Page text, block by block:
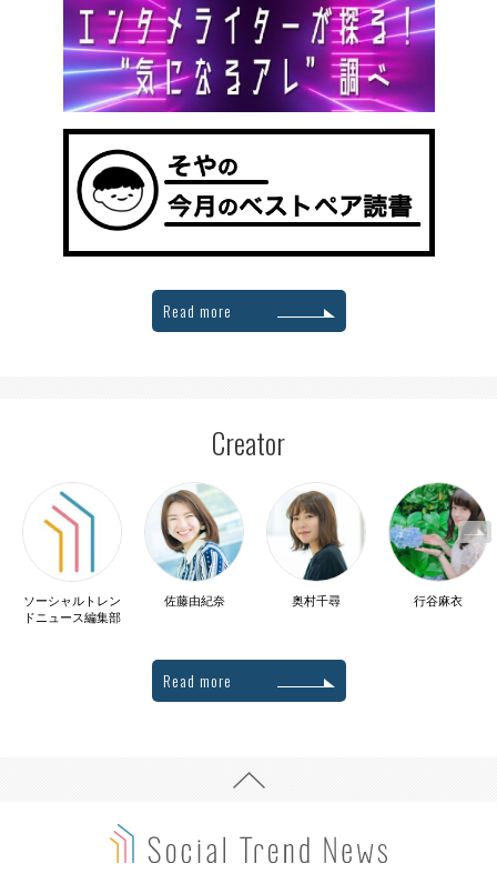
Read more
Creator
ソーシャルトレン
ドニュース編集部
佐藤由紀奈 奥村千尋 行谷麻衣
Read more